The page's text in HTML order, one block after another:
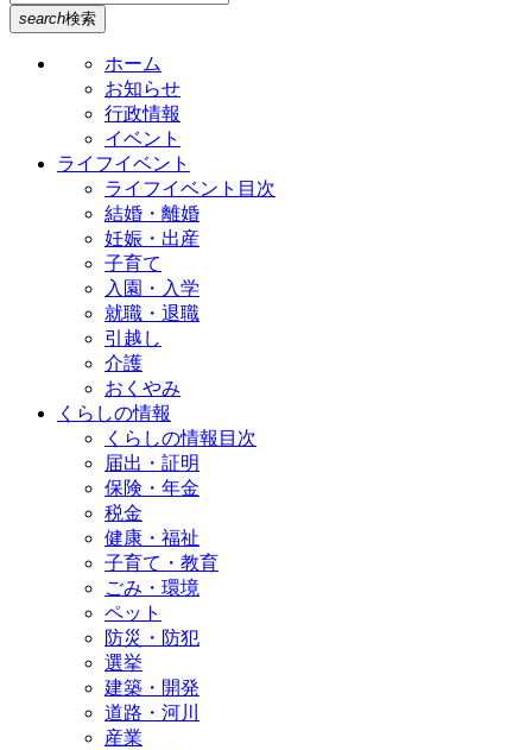
search検索
ホーム
お知らせ
行政情報
イベント
ライフイベント
ライフイベント目次
結婚・離婚
妊娠・出産
子育て
入園・入学
就職・退職
引越し
介護
おくやみ
くらしの情報
くらしの情報目次
届出・証明
保険・年金
税金
健康・福祉
子育て・教育
ごみ・環境
ペット
防災・防犯
選挙
建築・開発
道路・河川
産業